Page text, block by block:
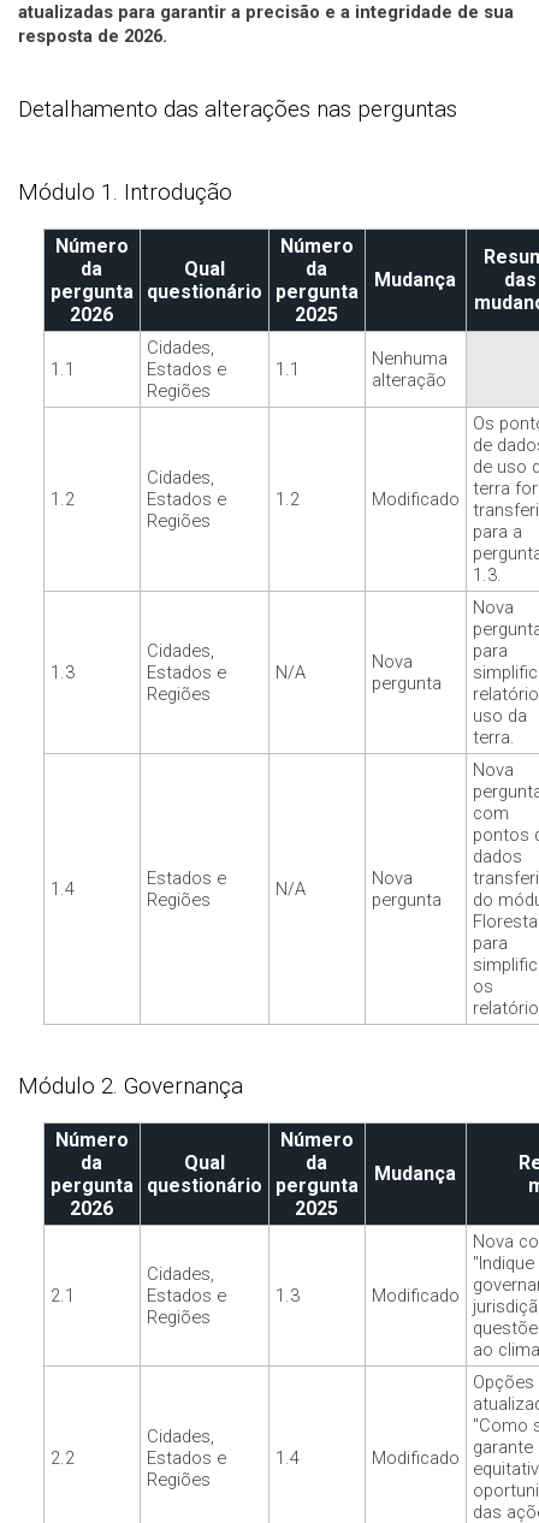
atualizadas para garantir a precisão e a integridade de sua
resposta de 2026.
Detalhamento das alterações nas perguntas
Módulo 1. Introdução
Número
da
pergunta
2026
Qual
questionário
Número
da
pergunta
2025
Mudança
das
1.1
Cidades,
Estados e
Regiões
1.1
Nenhuma
alteração
1.2
Cidades,
Estados e
Regiões
1.2 Modificado
Os
de
de uso
terra
para a
1.3.
1.3
Cidades,
Estados e
Regiões
N/A
Nova
pergunta
Nova
para
uso da
terra.
1.4
Estados e
Regiões
N/A
Nova
pergunta
Nova
com
pontos
dados
do
para
os
Módulo 2. Governança
Número
da
pergunta
2026
Qual
questionário
Número
da
pergunta
2025
Mudança
2.1
Cidades,
Estados e
Regiões
1.3 Modificado
Nova
ao
2.2
Cidades,
Estados e
Regiões
1.4 Modificado
"Como
garante
das